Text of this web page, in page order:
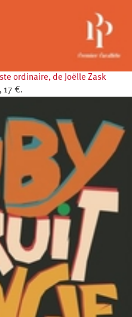
ordinaire, de Joëlle Zask
17 €.